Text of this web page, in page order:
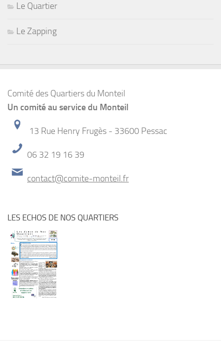
Le Quartier
Le Zapping
Comité des Quartiers du Monteil
Un comité au service du Monteil
13 Rue Henry Frugès - 33600 Pessac
06 32 19 16 39
contact@comite-monteil.fr
LES ECHOS DE NOS QUARTIERS